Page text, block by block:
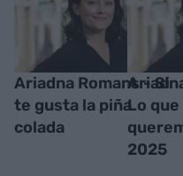
Ariadna Romans - Si
te gusta la piña
colada
Lo
2025